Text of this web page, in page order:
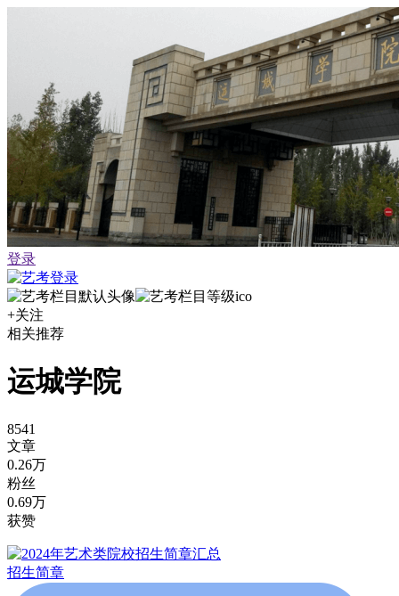
登录
+关注
相关推荐
运城学院
8541
文章
0.26万
粉丝
0.69万
获赞
招生简章